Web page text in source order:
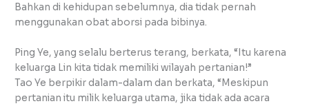
Bahkan di kehidupan sebelumnya, dia tidak pernah
menggunakan obat aborsi pada bibinya.
Ping Ye, yang selalu berterus terang, berkata, “Itu karena
keluarga Lin kita tidak memiliki wilayah pertanian!”
Tao Ye berpikir dalam-dalam dan berkata, “Meskipun
pertanian itu milik keluarga utama, jika tidak ada acara